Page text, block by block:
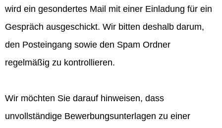
wird ein gesondertes Mail mit einer Einladung für ein
Gespräch ausgeschickt. Wir bitten deshalb darum,
den Posteingang sowie den Spam Ordner
regelmäßig zu kontrollieren.
Wir möchten Sie darauf hinweisen, dass
unvollständige Bewerbungsunterlagen zu einer